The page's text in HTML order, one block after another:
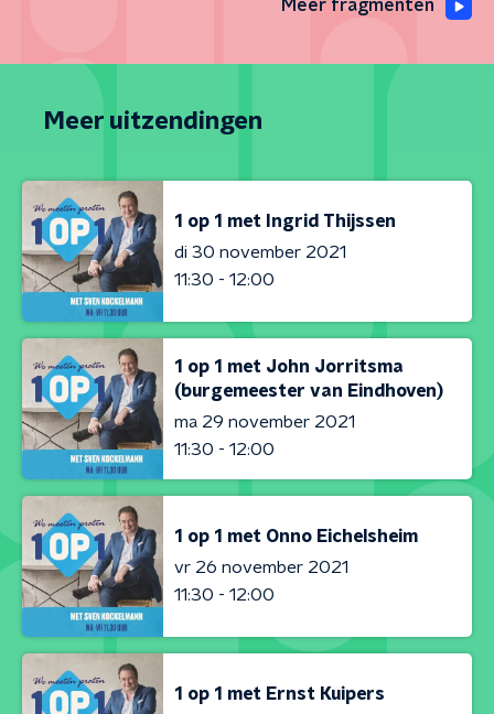
Meer fragmenten
Meer uitzendingen
1 op 1 met Ingrid Thijssen
di 30 november 2021
11:30 - 12:00
1 op 1 met John Jorritsma
(burgemeester van Eindhoven)
ma 29 november 2021
11:30 - 12:00
1 op 1 met Onno Eichelsheim
vr 26 november 2021
11:30 - 12:00
1 op 1 met Ernst Kuipers